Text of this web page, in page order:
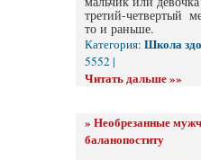
третий-четвертый
то и раньше.
Категория: Школа
5552 |
Читать дальше »»
» Необрезанные
баланопоститу